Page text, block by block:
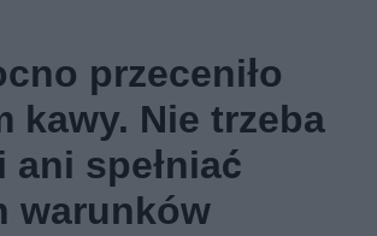
przeceniło
kawy. Nie trzeba
spełniać
warunków